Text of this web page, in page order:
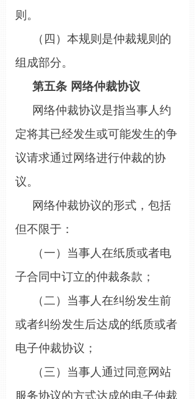
则。
（四）本规则是仲裁规则的
组成部分。
第五条 网络仲裁协议
网络仲裁协议是指当事人约
定将其已经发生或可能发生的争
议请求通过网络进行仲裁的协
议。
网络仲裁协议的形式，包括
但不限于：
（一）当事人在纸质或者电
子合同中订立的仲裁条款；
（二）当事人在纠纷发生前
或者纠纷发生后达成的纸质或者
电子仲裁协议；
（三）当事人通过同意网站
服务协议的方式达成的电子仲裁